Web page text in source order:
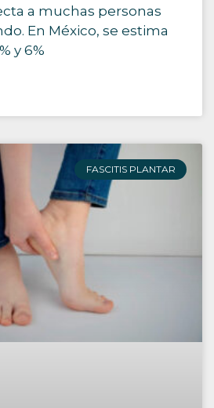
a muchas personas
En México, se estima
y 6%
FASCITIS PLANTAR